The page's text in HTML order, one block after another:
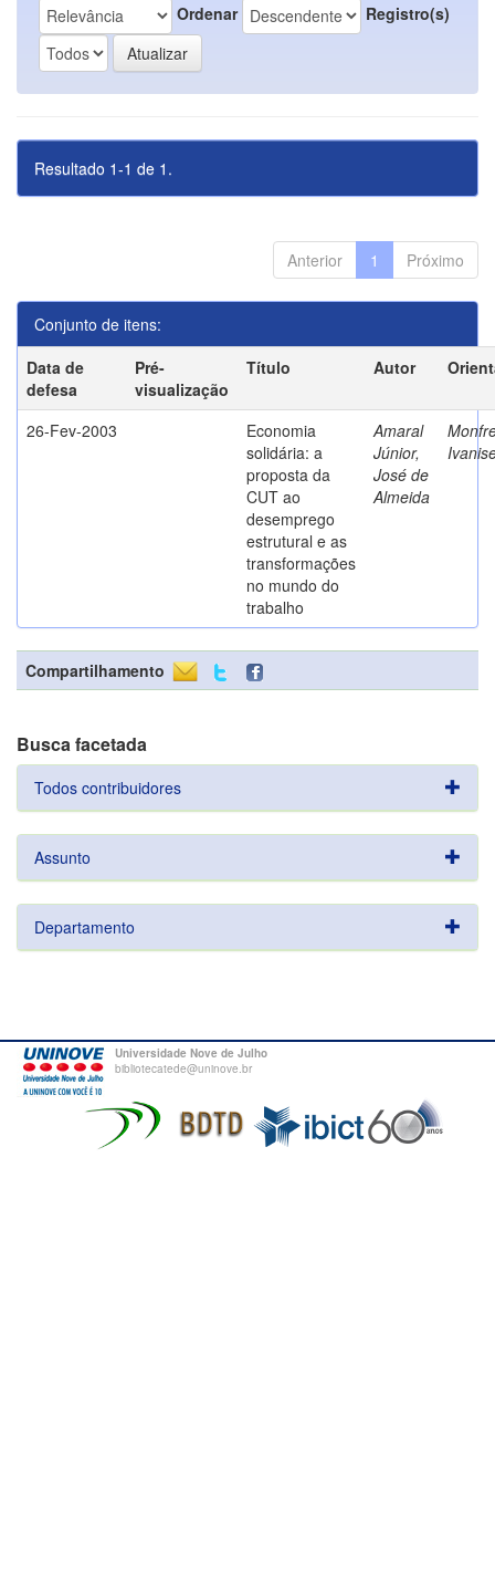
Ordenar Registro(s)
Resultado 1-1 de 1.
Anterior 1 Próximo
Conjunto de itens:
Data de
defesa
Pré-
visualização
Título Autor
26-Fev-2003
Economia
solidária: a
proposta da
CUT ao
desemprego
estrutural e as
transformações
no mundo do
trabalho
Amaral
Júnior,
José de
Almeida
Compartilhamento
Busca facetada
Todos contribuidores
Assunto
Departamento
Universidade Nove de Julho
bibliotecatede@uninove.br